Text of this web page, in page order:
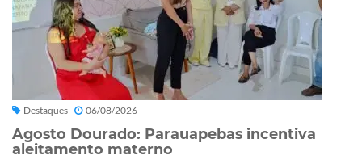
Destaques 06/08/2026
Agosto Dourado: Parauapebas incentiva
aleitamento materno